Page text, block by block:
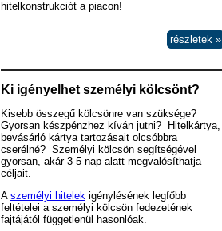
hitelkonstrukciót a piacon!
részletek »
Ki igényelhet személyi kölcsönt?
Kisebb összegű kölcsönre van szüksége?
Gyorsan készpénzhez kíván jutni? Hitelkártya,
bevásárló kártya tartozásait olcsóbbra
cserélné? Személyi kölcsön segítségével
gyorsan, akár 3-5 nap alatt megvalósíthatja
céljait.
A személyi hitelekigénylésének legfőbb
feltételei a személyi kölcsön fedezetének
fajtájától függetlenül hasonlóak.